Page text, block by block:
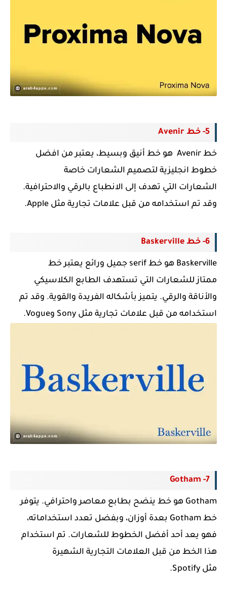
5- خط Avenir
خط Avenir هو خط أنيق وبسيط، يعتبر من افضل
خطوط انجليزية لتصميم الشعارات خاصة
الشعارات التي تهدف إلى الانطباع بالرقي والاحترافية.
وقد تم استخدامه من قبل علامات تجارية مثل Apple.
6- خط Baskerville
Baskerville هو خط serif جميل ورائع يعتبر خط
ممتازللشعارات التي تستهدف الطابع الكلاسيكي
والأناقة والرقي. يتميز بأشكاله الفريدة والقوية. وقد تم
استخدامه من قبل علامات تجارية مثل Sony و
Vogue
.
7- Gotham
Gotham هو خط ينضح بطابع معاصر واحترافي.
يتوفر
خط Gotham
بعدة أوزان، وبفضل تعدد استخداماته،
فهو يعد أحد أفضل الخطوط للشعارات. تم استخدام
هذا الخط من قبل العلامات التجارية الشهيرة
مثل Spotify.